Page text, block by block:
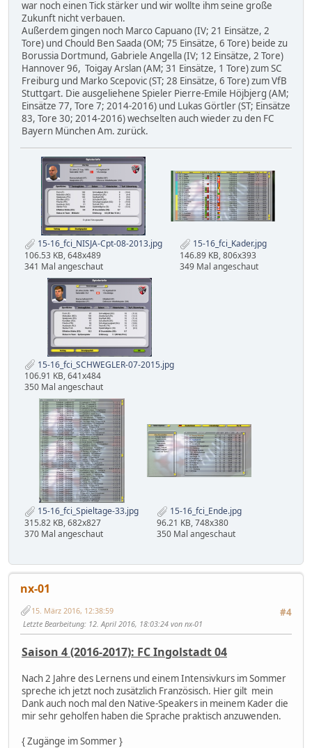
war noch einen Tick stärker und wir wollte ihm seine große
Zukunft nicht verbauen.
Außerdem gingen noch Marco Capuano (IV; 21 Einsätze, 2
Tore) und Chould Ben Saada (OM; 75 Einsätze, 6 Tore) beide zu
Borussia Dortmund, Gabriele Angella (IV; 12 Einsätze, 2 Tore)
Hannover 96, Toigay Arslan (AM; 31 Einsätze, 1 Tore) zum SC
Freiburg und Marko Scepovic (ST; 28 Einsätze, 6 Tore) zum VfB
Stuttgart. Die ausgeliehene Spieler Pierre-Emile Höjbjerg (AM;
Einsätze 77, Tore 7; 2014-2016) und Lukas Görtler (ST; Einsätze
83, Tore 30; 2014-2016) wechselten auch wieder zu den FC
Bayern München Am. zurück.
15-16_fci_NISJA-Cpt-08-2013.jpg
106.53 KB, 648x489
341 Mal angeschaut
15-16_fci_Kader.jpg
146.89 KB, 806x393
349 Mal angeschaut
15-16_fci_SCHWEGLER-07-2015.jpg
106.91 KB, 641x484
350 Mal angeschaut
15-16_fci_Spieltage-33.jpg
315.82 KB, 682x827
370 Mal angeschaut
15-16_fci_Ende.jpg
96.21 KB, 748x380
350 Mal angeschaut
nx-01
#4
15. März 2016, 12:38:59
Letzte Bearbeitung: 12. April 2016, 18:03:24 von nx-01
Saison 4 (2016-2017): FC Ingolstadt 04
Nach 2 Jahre des Lernens und einem Intensivkurs im Sommer
spreche ich jetzt noch zusätzlich Französisch. Hier gilt mein
Dank auch noch mal den Native-Speakers in meinem Kader die
mir sehr geholfen haben die Sprache praktisch anzuwenden.
{ Zugänge im Sommer }